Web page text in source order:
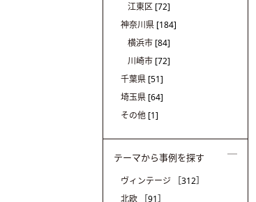
江東区 [72]
神奈川県 [184]
横浜市 [84]
川崎市 [72]
千葉県 [51]
埼玉県 [64]
その他 [1]
テーマから事例を探す
ヴィンテージ
［312］
北欧
［91］